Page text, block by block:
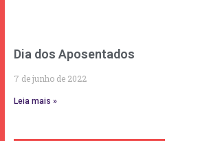
Dia dos Aposentados
7 de junho de 2022
Leia mais »